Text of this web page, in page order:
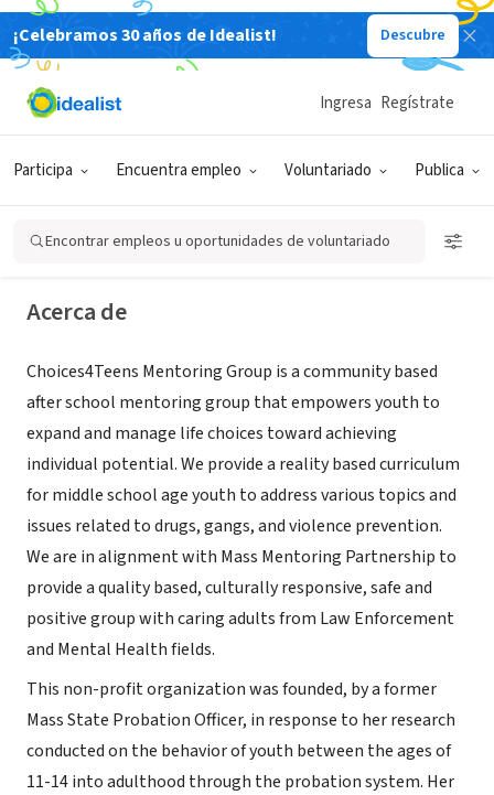
¡Celebramos 30 años de Idealist! Descubre
Participa Encuentra empleo Voluntariado Publica
Ingresa Regístrate
Encontrar empleos u oportunidades de voluntariado
Choices4Teens Mentoring Group
Brockton, MA www.choices4teens.org/
Acerca de
Choices4Teens Mentoring Group is a community based
after school mentoring group that empowers youth to
expand and manage life choices toward achieving
individual potential. We provide a reality based curriculum
for middle school age youth to address various topics and
issues related to drugs, gangs, and violence prevention.
We are in alignment with Mass Mentoring Partnership to
provide a quality based, culturally responsive, safe and
positive group with caring adults from Law Enforcement
and Mental Health fields.
This non-profit organization was founded, by a former
Mass State Probation Officer, in response to her research
conducted on the behavior of youth between the ages of
11-14 into adulthood through the probation system. Her